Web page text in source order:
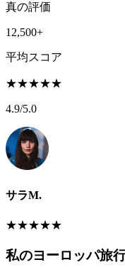
真の評価
12,500+
平均スコア
★★★★★
4.9/5.0
サラM.
★★★★★
私のヨーロッパ旅